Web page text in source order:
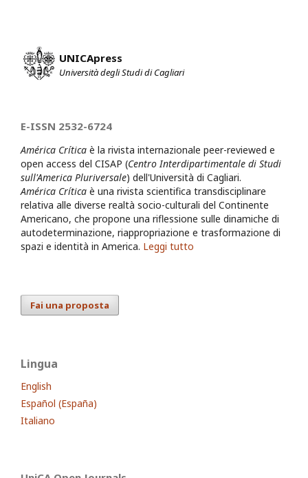
UNICApress
Università degli Studi di Cagliari
E-ISSN 2532-6724
América Crítica è la rivista internazionale peer-reviewed e
open access del CISAP (Centro Interdipartimentale di Studi
sull'America Pluriversale) dell'Università di Cagliari.
América Crítica è una rivista scientifica transdisciplinare
relativa alle diverse realtà socio-culturali del Continente
Americano, che propone una riflessione sulle dinamiche di
autodeterminazione, riappropriazione e trasformazione di
spazi e identità in America. Leggi tutto
Fai una proposta
Lingua
English
Español (España)
Italiano